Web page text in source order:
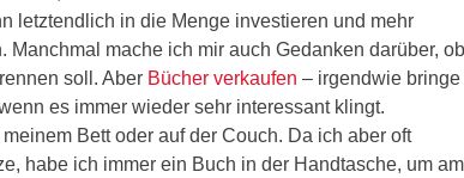
letztendlich in die Menge investieren und mehr
Manchmal mache ich mir auch Gedanken darüber, ob
soll. Aber Bücher verkaufen – irgendwie bringe
es immer wieder sehr interessant klingt.
Bett oder auf der Couch. Da ich aber oft
habe ich immer ein Buch in der Handtasche, um am